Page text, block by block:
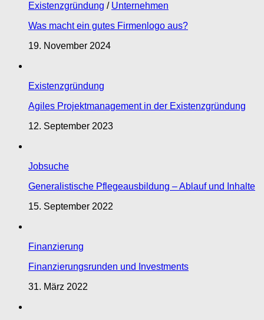
Existenzgründung / Unternehmen
Was macht ein gutes Firmenlogo aus?
19. November 2024
Existenzgründung
Agiles Projektmanagement in der Existenzgründung
12. September 2023
Jobsuche
Generalistische Pflegeausbildung – Ablauf und Inhalte
15. September 2022
Finanzierung
Finanzierungsrunden und Investments
31. März 2022